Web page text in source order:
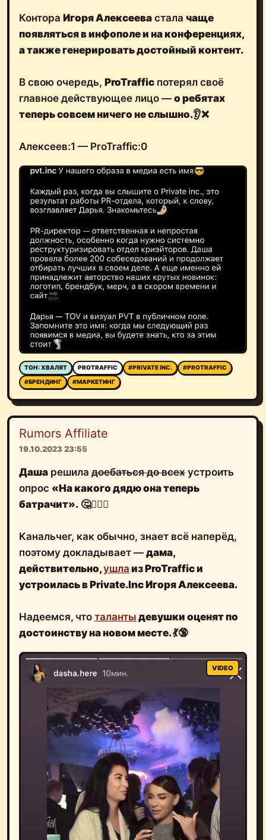
Контора Игоря Алексеева стала чаще
появляться в инфополе и на конференциях,
а также генерировать достойный контент.
В свою очередь, ProTraffic потерял своё
главное действующее лицо — о ребятах
теперь совсем ничего не слышно.👂❌
Алексеев:1 — ProTraffic:0
ТОН: ХВАЛЯТ PROTRAFFIC #PRIVATE INC.
#PROTRAFFIC
#БРЕНДИНГ
#МАРКЕТИНГ
Rumors Affiliate
19.10.2023 23:55
Даша решила доебаться до всех устроить
опрос «На какого дядю она теперь
батрачит». 🤔👷🏻‍♀️
Канальчег, как обычно, знает всё наперёд,
поэтому докладывает — дама,
действительно,ушла из ProTraffic и
устроилась в Private.Inc Игоря Алексеева.
Надеемся, что таланты девушки оценят по
достоинству на новом месте. 💃🔞